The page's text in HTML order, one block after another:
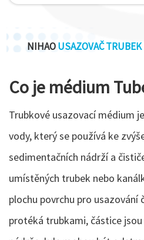
NIHAOUSAZOVAČ TRUBEK
Co je médium
Trubkové usazovací médium
vody, který se používá ke
sedimentačních nádrží a
umístěných trubek nebo
plochu povrchu pro usazování
protéká trubkami, částice